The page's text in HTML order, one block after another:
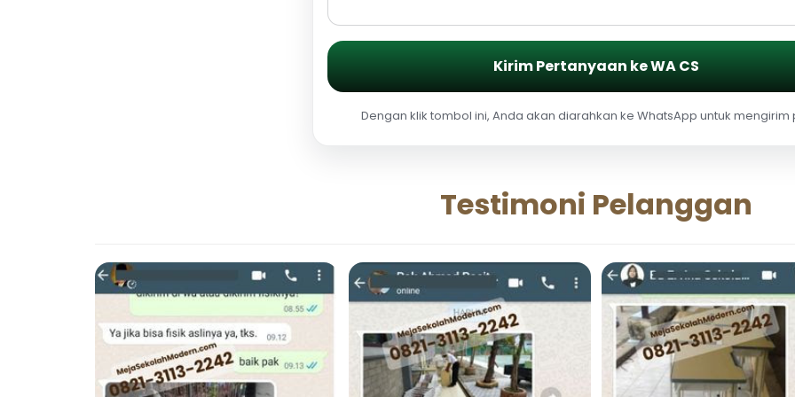
Kirim Pertanyaan ke WA CS
Dengan klik tombol ini, Anda akan diarahkan ke WhatsApp untuk mengirim
Testimoni Pelanggan